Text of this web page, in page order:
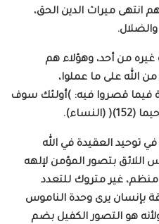
انتهى ميراث الدين الحق،
غيره من أحد، وهؤلاء هم
الله على ما عملوا،
فيما قصروا فيه: )أولئك سوف
توحيد العقيدة في الله
اللائق بتصور المؤمن لإلهه
منظم، غير متروك للتعدد
بإنسان يرى وحدة الناموس
هو التصور الكفيل بضم